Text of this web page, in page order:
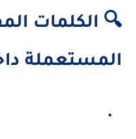
🔍 الكلمات
المستعملة